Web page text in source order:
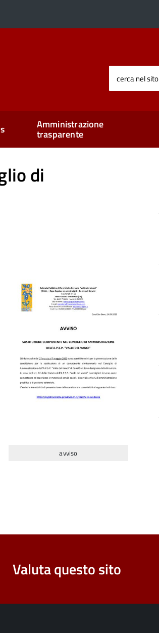
cerca nel sito
Amministrazione
trasparente
di
avviso
Valuta questo sito